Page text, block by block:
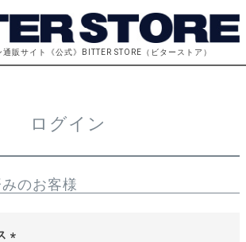
通販サイト《公式》BITTER STORE（ビターストア）
ログイン
のお客様